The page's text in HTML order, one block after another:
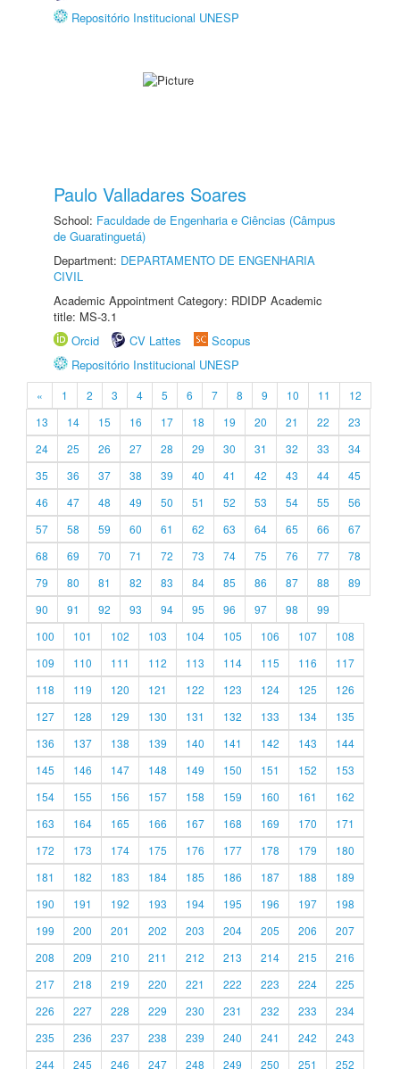
Repositório Institucional UNESP
Paulo Valladares Soares
School: Faculdade de Engenharia e Ciências (Câmpus
de Guaratinguetá)
Department: DEPARTAMENTO DE ENGENHARIA
CIVIL
Academic Appointment Category: RDIDP Academic
title: MS-3.1
Orcid
CV Lattes
Scopus
Repositório Institucional UNESP
« 1 2 3 4 5 6 7 8 9 10 11
12
13
14 15 16 17 18 19 20 21 22
23
24
25 26 27 28 29 30 31 32 33
34
35
36 37 38 39 40 41 42 43 44
45
46
47 48 49 50 51 52 53 54 55
56
57
58 59 60 61 62 63 64 65 66
67
68
69 70 71 72 73 74 75 76 77
78
79
80 81 82 83 84 85 86 87 88
89
90
91 92 93 94 95 96 97 98
99
100
101 102 103 104 105 106 107
108
109
110 111 112 113 114 115 116
117
118
119 120 121 122 123 124 125
126
127
128 129 130 131 132 133 134
135
136
137 138 139 140 141 142 143
144
145
146 147 148 149 150 151 152
153
154
155 156 157 158 159 160 161
162
163
164 165 166 167 168 169 170
171
172
173 174 175 176 177 178 179
180
181
182 183 184 185 186 187 188
189
190
191 192 193 194 195 196 197
198
199
200 201 202 203 204 205 206
207
208
209 210 211 212 213 214 215
216
217
218 219 220 221 222 223 224
225
226
227 228 229 230 231 232 233
234
235
236 237 238 239 240 241 242
243
244
245 246 247 248 249 250 251 252